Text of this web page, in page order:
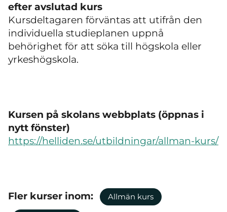
efter avslutad kurs
Kursdeltagaren förväntas att utifrån den
individuella studieplanen uppnå
behörighet för att söka till högskola eller
yrkeshögskola.
Kursen på skolans webbplats (öppnas i
nytt fönster)
https://helliden.se/utbildningar/allman-kurs/
Fler kurser inom: Allmän kurs